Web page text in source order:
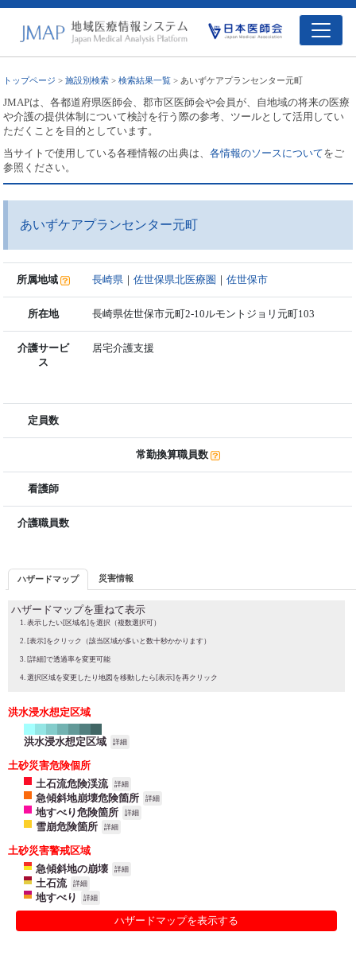
トップページ >施設別検索 >検索結果一覧 > あいずケアプランセンター元町
JMAPは、各都道府県医師会、郡市区医師会や会員が、自地域の将来の医療
や介護の提供体制について検討を行う際の参考、ツールとして活用してい
ただくことを目的としています。
当サイトで使用している各種情報の出典は、各情報のソースについてをご
参照ください。
あいずケアプランセンター元町
所属地域 長崎県 ｜佐世保県北医療圏 ｜佐世保市
所在地 長崎県佐世保市元町2-10ルモントジョリ元町103
介護サービ
ス
居宅介護支援
定員数
常勤換算職員数
看護師
介護職員数
ハザードマップ 災害情報
ハザードマップを重ねて表示
表示したい[区域名]を選択（複数選択可）
[表示]をクリック（該当区域が多いと数十秒かかります）
[詳細]で透過率を変更可能
選択区域を変更したり地図を移動したら[表示]を再クリック
洪水浸水想定区域
洪水浸水想定区域 詳細
土砂災害危険個所
土石流危険渓流
詳細
急傾斜地崩壊危険箇所 詳細
地すべり危険箇所 詳細
雪崩危険箇所 詳細
土砂災害警戒区域
急傾斜地の崩壊
詳細
土石流 詳細
地すべり 詳細
ハザードマップを表示する